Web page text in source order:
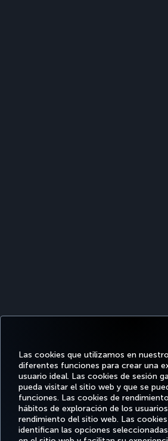
Las cookies que utilizamos en
diferentes funciones para crear una
usuario ideal. Las cookies de sesión
pueda visitar el sitio web y que se
funciones. Las cookies de
hábitos de exploración de los
rendimiento del sitio web. Las
identifican las opciones
Facebook
TwitterInstagram
YouTube
OFERTAS